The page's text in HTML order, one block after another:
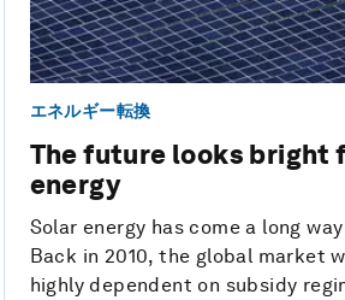
エネルギー転換
The future looks bright
energy
Solar energy has come a long
Back in 2010, the global market
highly dependent on subsidy